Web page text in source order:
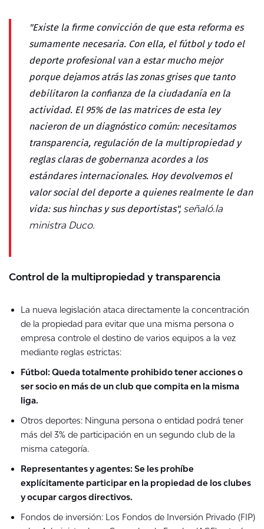
"Existe la firme convicción de que esta reforma es
sumamente necesaria. Con ella, el fútbol y todo el
deporte profesional van a estar mucho mejor
porque dejamos atrás las zonas grises que tanto
debilitaron la confianza de la ciudadanía en la
actividad. El 95% de las matrices de esta ley
nacieron de un diagnóstico común: necesitamos
transparencia, regulación de la multipropiedad y
reglas claras de gobernanza acordes a los
estándares internacionales. Hoy devolvemos el
valor social del deporte a quienes realmente le dan
vida: sus hinchas y sus deportistas", señaló.la
ministra Duco.
Control de la multipropiedad y transparencia
La nueva legislación ataca directamente la concentración
de la propiedad para evitar que una misma persona o
empresa controle el destino de varios equipos a la vez
mediante reglas estrictas:
Fútbol: Queda totalmente prohibido tener acciones o
ser socio en más de un club que compita en la misma
liga.
Otros deportes: Ninguna persona o entidad podrá tener
más del 3% de participación en un segundo club de la
misma categoría.
Representantes y agentes: Se les prohíbe
explícitamente participar en la propiedad de los clubes
y ocupar cargos directivos.
Fondos de inversión: Los Fondos de Inversión Privado (FIP)